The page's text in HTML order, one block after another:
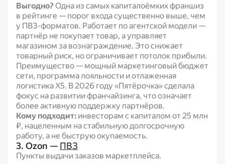
Выгодно? Одна из самых капиталоёмких франшиз
в рейтинге — порог входа существенно выше, чем
у ПВЗ-форматов. Работает по агентской модели —
партнёр не покупает товар, а управляет
магазином за вознаграждение. Это снижает
товарный риск, но ограничивает потолок прибыли.
Преимущество — мощный маркетинговый бюджет
сети, программа лояльности и отлаженная
логистика X5. В 2026 году «Пятёрочка» сделала
фокус на развитии франчайзинга, что означает
более активную поддержку партнёров.
Кому подходит: инвесторам с капиталом от 25 млн
₽, нацеленным на стабильную долгосрочную
работу, а не быструю окупаемость.
3. Ozon — ПВЗ
Пункты выдачи заказов маркетплейса.